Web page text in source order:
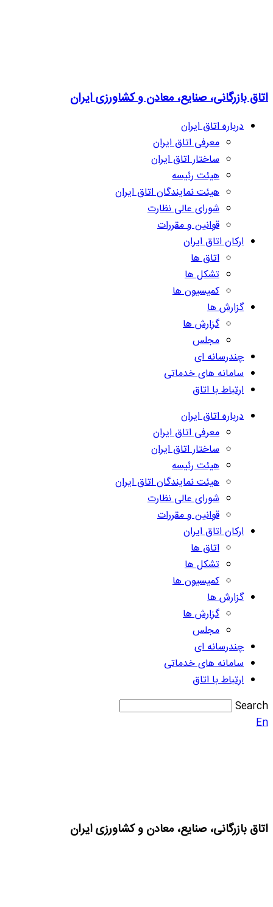
اتاق بازرگانی، صنایع، معادن و کشاورزی ایران
درباره اتاق ایران
معرفی اتاق ایران
ساختار اتاق ایران
هیئت رئیسه
هیئت نمایندگان اتاق ایران
شورای عالی نظارت
قوانین و مقررات
ارکان اتاق ایران
اتاق ها
تشکل ها
کمیسیون ها
گزارش ها
گزارش ها
مجلس
چندرسانه ای
سامانه های خدماتی
ارتباط با اتاق
درباره اتاق ایران
معرفی اتاق ایران
ساختار اتاق ایران
هیئت رئیسه
هیئت نمایندگان اتاق ایران
شورای عالی نظارت
قوانین و مقررات
ارکان اتاق ایران
اتاق ها
تشکل ها
کمیسیون ها
گزارش ها
گزارش ها
مجلس
چندرسانه ای
سامانه های خدماتی
ارتباط با اتاق
Search
En
اتاق بازرگانی، صنایع، معادن و کشاورزی ایران